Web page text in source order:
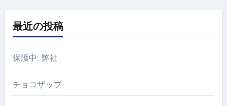
最近の投稿
保護中: 弊社
チョコザップ